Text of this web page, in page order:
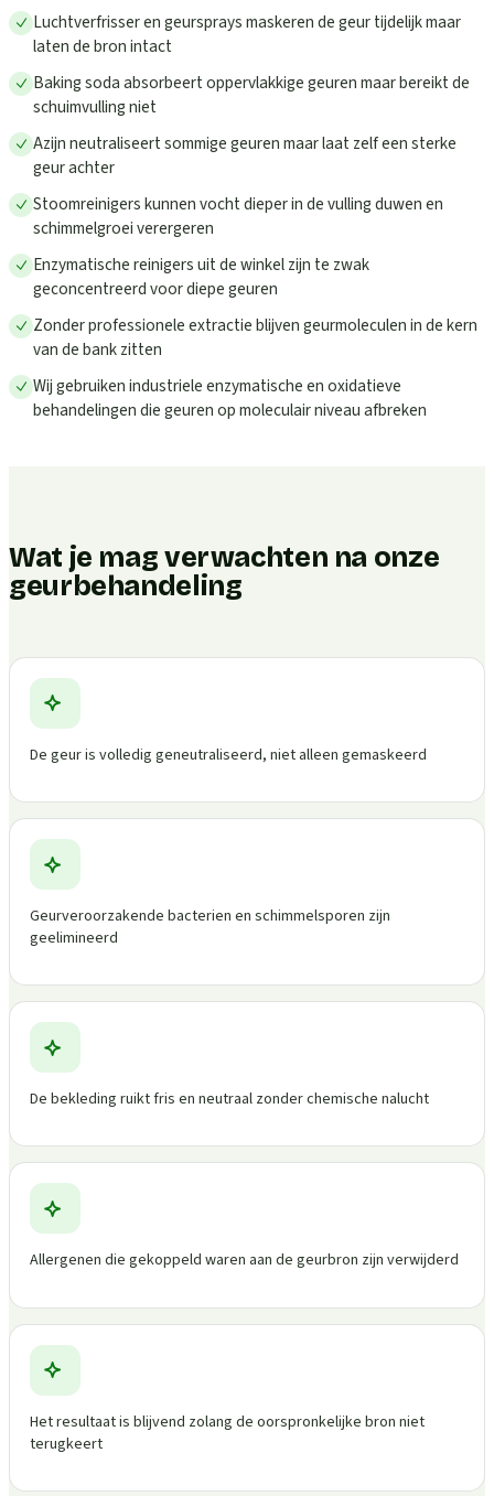
Luchtverfrisser en geursprays maskeren de geur tijdelijk maar
laten de bron intact
Baking soda absorbeert oppervlakkige geuren maar bereikt de
schuimvulling niet
Azijn neutraliseert sommige geuren maar laat zelf een sterke
geur achter
Stoomreinigers kunnen vocht dieper in de vulling duwen en
schimmelgroei verergeren
Enzymatische reinigers uit de winkel zijn te zwak
geconcentreerd voor diepe geuren
Zonder professionele extractie blijven geurmoleculen in de kern
van de bank zitten
Wij gebruiken industriele enzymatische en oxidatieve
behandelingen die geuren op moleculair niveau afbreken
Wat je mag verwachten na onze
geurbehandeling
De geur is volledig geneutraliseerd, niet alleen gemaskeerd
Geurveroorzakende bacterien en schimmelsporen zijn
geelimineerd
De bekleding ruikt fris en neutraal zonder chemische nalucht
Allergenen die gekoppeld waren aan de geurbron zijn verwijderd
Het resultaat is blijvend zolang de oorspronkelijke bron niet
terugkeert